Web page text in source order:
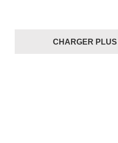
CHARGER PLUS